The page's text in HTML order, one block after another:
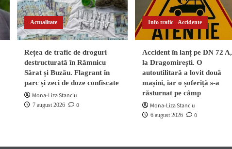
Garda
Apulum,
în
Zona
Tezaur
Actualitate
Rețea de trafic de droguri
destructurată în Râmnicu
Sărat și Buzău. Flagrant în
parc și zeci de doze confiscate
Mona-Liza Stanciu
7 august 2026 0
Info trafic - Accidente
Accident în lanț pe DN 72 A,
la Dragomirești. O
autoutilitară a lovit două
mașini, iar o șoferiță s-a
răsturnat pe câmp
Mona-Liza Stanciu
6 august 2026 0